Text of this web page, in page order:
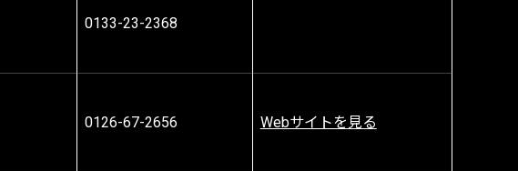
0133-23-2368
0126-67-2656 Webサイトを見る